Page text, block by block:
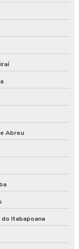
do trabalho
Abreu
do Itabapoana